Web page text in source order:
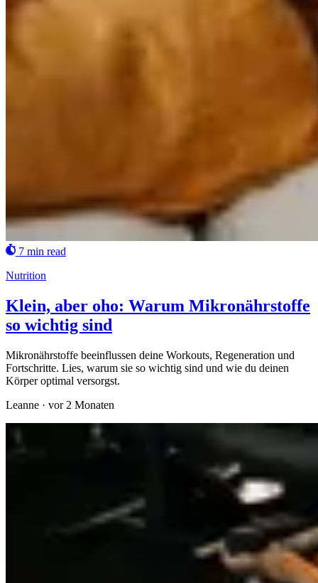
7 min read
Nutrition
Klein, aber oho: Warum Mikronährstoffe
so wichtig sind
Mikronährstoffe beeinflussen deine Workouts, Regeneration und
Fortschritte. Lies, warum sie so wichtig sind und wie du deinen
Körper optimal versorgst.
Leanne · vor 2 Monaten